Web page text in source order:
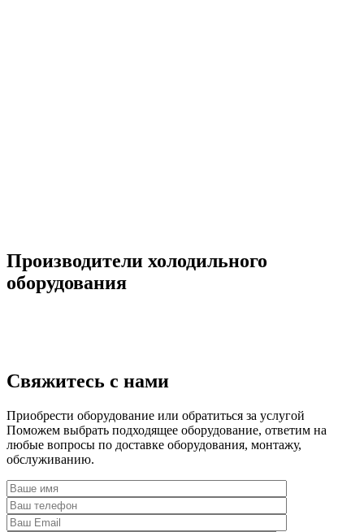
Производители холодильного
оборудования
Свяжитесь с нами
Приобрести оборудование или обратиться за услугой
Поможем выбрать подходящее оборудование, ответим на
любые вопросы по доставке оборудования, монтажу,
обслуживанию.